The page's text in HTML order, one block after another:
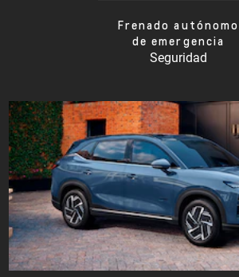
Frenado autónomo
de emergencia
Seguridad